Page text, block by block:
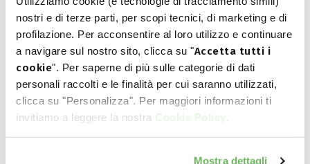
nostri e di terze parti, per scopi tecnici, di marketing e di
profilazione. Per acconsentire al loro utilizzo e continuare
a navigare sul nostro sito, clicca su "Accetta tutti i
cookie". Per saperne di più sulle categorie di dati
personali raccolti e le finalità per cui saranno utilizzati,
clicca su "Personalizza". Per maggiori informazioni ti
invitiamo a leggere la nostra Cookie Policy.
Mostra dettagli
κατοικίδιο σας